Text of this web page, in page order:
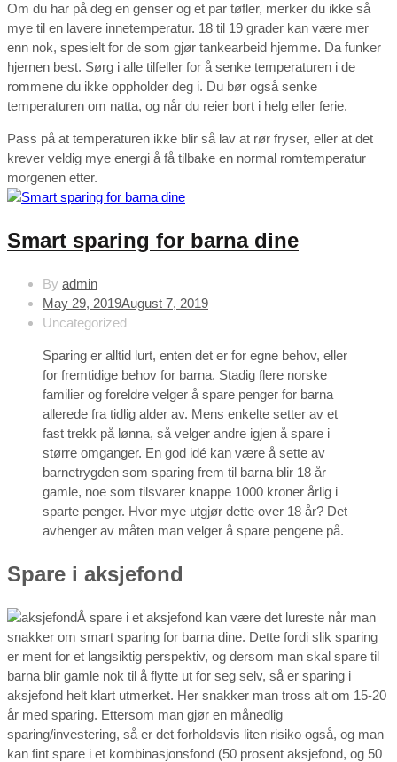
Om du har på deg en genser og et par tøfler, merker du ikke så
mye til en lavere innetemperatur. 18 til 19 grader kan være mer
enn nok, spesielt for de som gjør tankearbeid hjemme. Da funker
hjernen best. Sørg i alle tilfeller for å senke temperaturen i de
rommene du ikke oppholder deg i. Du bør også senke
temperaturen om natta, og når du reier bort i helg eller ferie.
Pass på at temperaturen ikke blir så lav at rør fryser, eller at det
krever veldig mye energi å få tilbake en normal romtemperatur
morgenen etter.
Smart sparing for barna dine
By admin
May 29, 2019August 7, 2019
Uncategorized
Sparing er alltid lurt, enten det er for egne behov, eller
for fremtidige behov for barna. Stadig flere norske
familier og foreldre velger å spare penger for barna
allerede fra tidlig alder av. Mens enkelte setter av et
fast trekk på lønna, så velger andre igjen å spare i
større omganger. En god idé kan være å sette av
barnetrygden som sparing frem til barna blir 18 år
gamle, noe som tilsvarer knappe 1000 kroner årlig i
sparte penger. Hvor mye utgjør dette over 18 år? Det
avhenger av måten man velger å spare pengene på.
Spare i aksjefond
Å spare i et aksjefond kan være det lureste når man
snakker om smart sparing for barna dine. Dette fordi slik sparing
er ment for et langsiktig perspektiv, og dersom man skal spare til
barna blir gamle nok til å flytte ut for seg selv, så er sparing i
aksjefond helt klart utmerket. Her snakker man tross alt om 15-20
år med sparing. Ettersom man gjør en månedlig
sparing/investering, så er det forholdsvis liten risiko også, og man
kan fint spare i et kombinasjonsfond (50 prosent aksjefond, og 50